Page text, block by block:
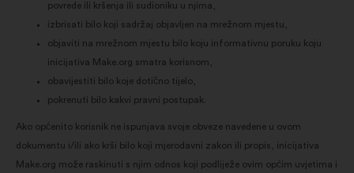
povrede ili kršenja ili sudioniku u njima,
izbrisati bilo koji sadržaj objavljen na mrežnom mjestu,
objaviti na mrežnom mjestu bilo koju informativnu poruku koju
inicijativa Make.org smatra korisnom,
obavijestiti bilo koje dotično tijelo,
pokrenuti bilo kakvi pravni postupak.
Ako općenito korisnik ne ispunjava svoje obveze navedene u ovom
dokumentu i/ili ako krši bilo koji mjerodavni zakon ili propis, inicijativa
Make.org može raskinuti s njim odnos koji podliježe ovim općim uvjetima i